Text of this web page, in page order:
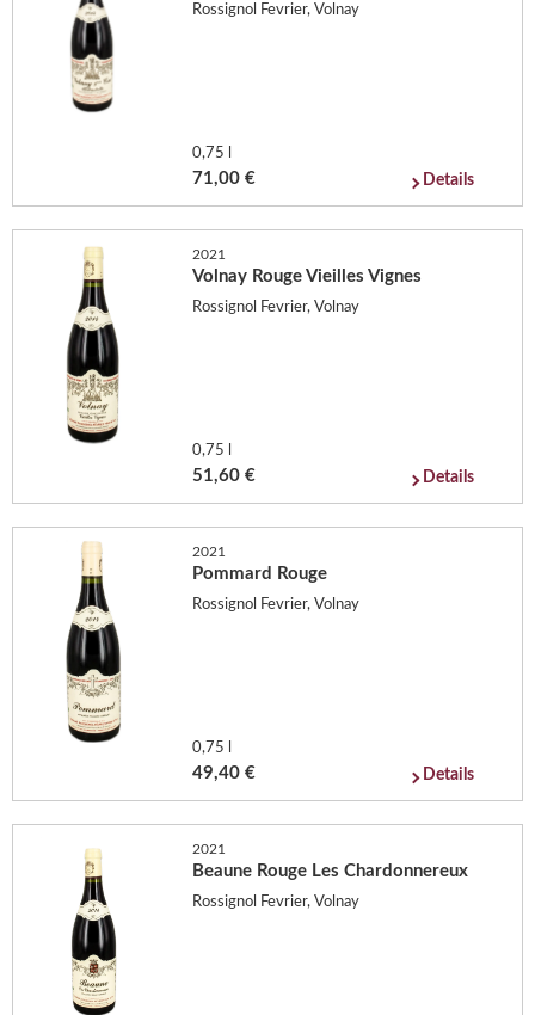
Rossignol Fevrier, Volnay
0,75 l
71,00 € Details
2021
Volnay Rouge Vieilles Vignes
Rossignol Fevrier, Volnay
0,75 l
51,60 € Details
2021
Pommard Rouge
Rossignol Fevrier, Volnay
0,75 l
49,40 € Details
2021
Beaune Rouge Les Chardonnereux
Rossignol Fevrier, Volnay